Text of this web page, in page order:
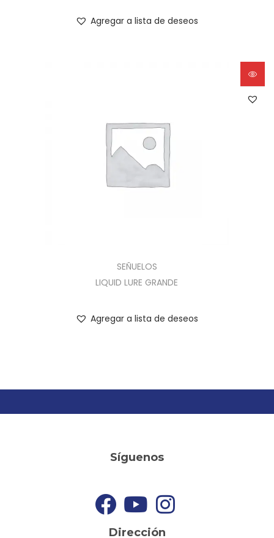
Agregar a lista de deseos
SEÑUELOS
LIQUID LURE GRANDE
Agregar a lista de deseos
Síguenos
Dirección